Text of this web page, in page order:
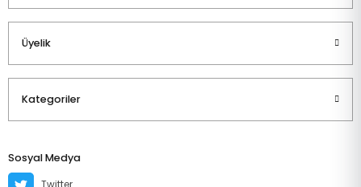
Üyelik
Kategoriler
Sosyal Medya